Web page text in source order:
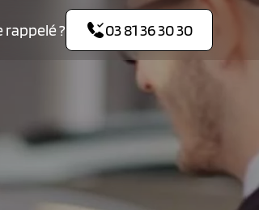
rappelé ? 03 81 36 30 30